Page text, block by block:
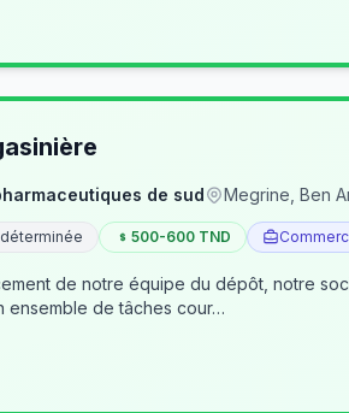
de sud Megrine, Ben
500-600 TND
de notre équipe du dépôt, notre
ensemble de tâches cour…